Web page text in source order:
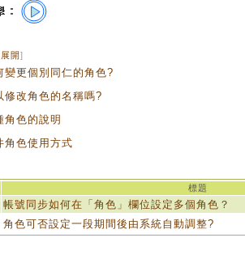
展開]
變更個別同仁的角色?
修改角色的名稱嗎?
角色的說明
角色使用方式
標題
帳號同步如何在「角色」欄位設定多個角色？
角色可否設定一段期間後由系統自動調整?